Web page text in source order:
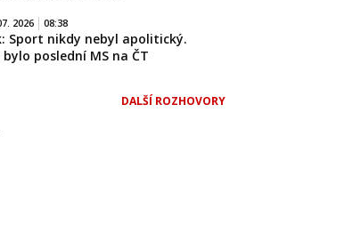
2026 08:38
Sport nikdy nebyl apolitický.
poslední MS na ČT
DALŠÍ ROZHOVORY